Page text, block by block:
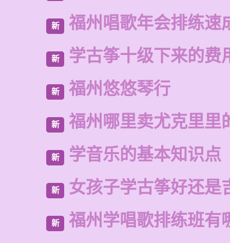
新 福州唱歌年会排练速
新 学古筝十级下来的费
新 福州悠悠琴行
新 福州哪里卖尤克里里
新 学音乐的基本知识点
新 女孩子学古筝好还是
新 福州学唱歌排练班有